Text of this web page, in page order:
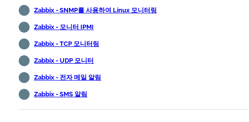
Zabbix - SNMP를 사용하여 Linux 모니터링
Zabbix - 모니터 IPMI
Zabbix - TCP 모니터링
Zabbix - UDP 모니터
Zabbix - 전자 메일 알림
Zabbix - SMS 알림